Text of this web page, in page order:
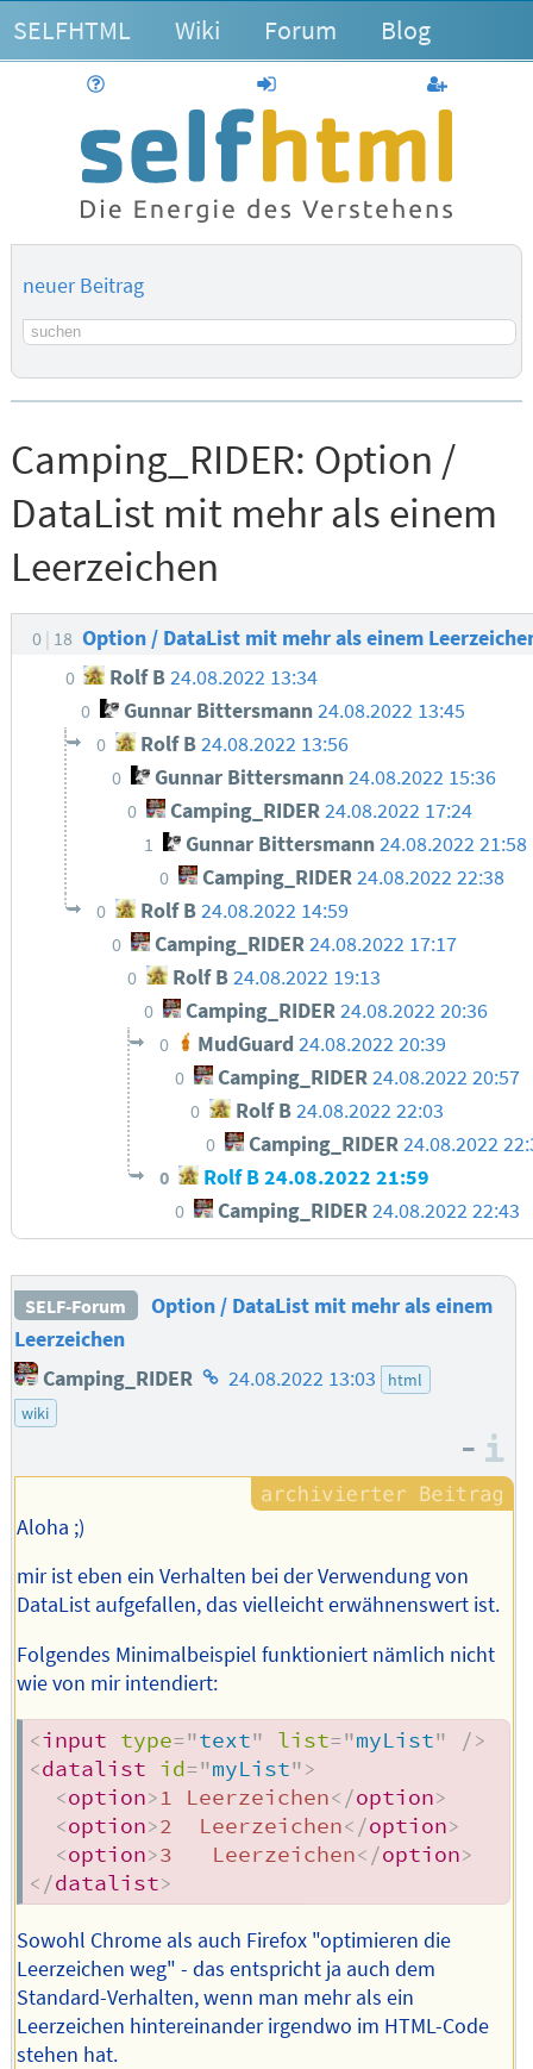
SELFHTML Wiki Forum Blog
anmelden
neuer Beitrag
Suchbegriff
Camping_RIDER: Option /
DataList mit mehr als einem
Leerzeichen
0 18 Option / DataList mit mehr als einem
0 Rolf B24.08.2022 13:34
0 Gunnar Bittersmann 24.08.2022 13:45
0 Rolf B 24.08.2022 13:56
0 Gunnar Bittersmann24.08.2022 15:36
0 Camping_RIDER24.08.2022 17:24
1 Gunnar Bittersmann24.08.2022 21:58
0 Camping_RIDER 24.08.2022 22:38
0 Rolf B 24.08.2022 14:59
0 Camping_RIDER24.08.2022 17:17
0 Rolf B24.08.2022 19:13
0 Camping_RIDER24.08.2022 20:36
0 MudGuard 24.08.2022 20:39
0 Camping_RIDER24.08.2022 20:57
0 Rolf B24.08.2022 22:03
0 Camping_RIDER24.08.2022
0 Rolf B24.08.2022 21:59
0 Camping_RIDER24.08.2022 22:43
SELF-Forum
Option / DataList mit mehr als einem
Leerzeichen
Camping_RIDER Homepage
24.08.2022 13:03
html
wiki
–
Aloha ;)
mir ist eben ein Verhalten bei der Verwendung von
DataList aufgefallen, das vielleicht erwähnenswert ist.
Folgendes Minimalbeispiel funktioniert nämlich nicht
wie von mir intendiert:
<input type="text" list="myList"
/>
<datalist id="myList">
<option>1 Leerzeichen</option>
<option>2  Leerzeichen</option>
<option>3   Leerzeichen</option>
</datalist>
Sowohl Chrome als auch Firefox "optimieren die
Leerzeichen weg" - das entspricht ja auch dem
Standard-Verhalten, wenn man mehr als ein
Leerzeichen hintereinander irgendwo im HTML-Code
stehen hat.